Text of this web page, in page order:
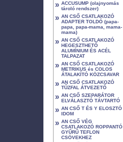
» ACCUSUMP (olajnyomás
tároló rendszer)
» AN CSŐ CSATLAKOZÓ
ADAPTER TOLDÓ (papa-
papa, papa-mama, mama-
mama)
» AN CSŐ CSATLAKOZÓ
HEGESZTHETŐ
ALUMÍNIUM ÉS ACÉL
TALPAZAT
» AN CSŐ CSATLAKOZÓ
METRIKUS és COLOS
ÁTALAKÍTÓ KÖZCSAVAR
» AN CSŐ CSATLAKOZÓ
TŰZFAL ÁTVEZETŐ
» AN CSŐ SZEPARÁTOR
ELVÁLASZTÓ TÁVTARTÓ
» AN CSŐ T ÉS Y ELOSZTÓ
IDOM
» AN CSŐ VÉG
CSATLAKOZÓ ROPPANTÓ
GYŰRŰ TEFLON
CSÖVEKHEZ